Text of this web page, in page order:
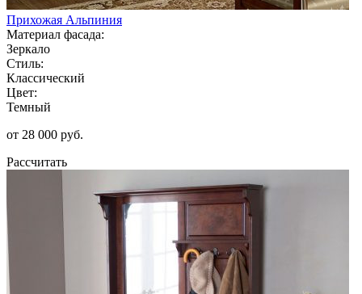
Прихожая Альпиния
Материал фасада:
Зеркало
Стиль:
Классический
Цвет:
Темный
от 28 000 руб.
Рассчитать